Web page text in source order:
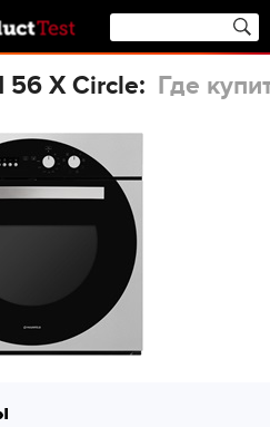
56 X Circle: Где